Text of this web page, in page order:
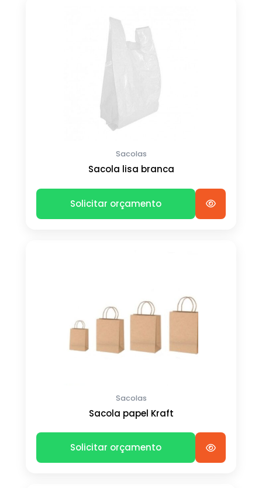
Sacolas
Sacola lisa branca
Solicitar orçamento
Sacolas
Sacola papel Kraft
Solicitar orçamento